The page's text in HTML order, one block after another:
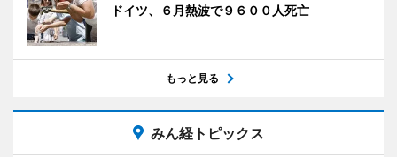
ドイツ、６月熱波で９６００人死亡
もっと見る
みん経トピックス